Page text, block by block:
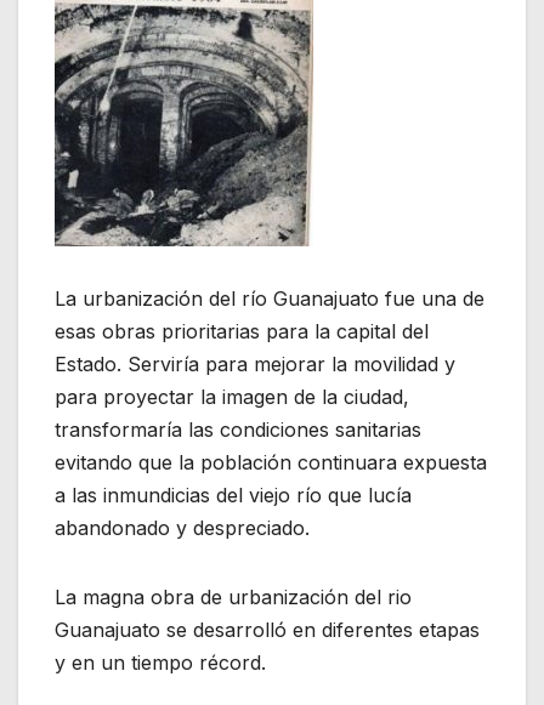
La urbanización del río Guanajuato fue una de
esas obras prioritarias para la capital del
Estado. Serviría para mejorar la movilidad y
para proyectar la imagen de la ciudad,
transformaría las condiciones sanitarias
evitando que la población continuara expuesta
a las inmundicias del viejo río que lucía
abandonado y despreciado.
La magna obra de urbanización del rio
Guanajuato se desarrolló en diferentes etapas
y en un tiempo récord.